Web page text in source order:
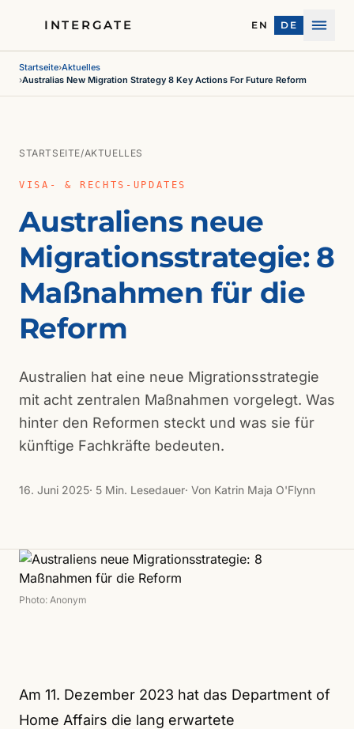
INTERGATE EN DE
Menü
Startseite›Aktuelles
›Australias New Migration Strategy 8 Key Actions For Future Reform
STARTSEITE/AKTUELLES
VISA- & RECHTS-UPDATES
Australiens neue
Migrationsstrategie: 8
Maßnahmen für die
Reform
Australien hat eine neue Migrationsstrategie
mit acht zentralen Maßnahmen vorgelegt. Was
hinter den Reformen steckt und was sie für
künftige Fachkräfte bedeuten.
16. Juni 2025· 5 Min. Lesedauer· Von Katrin Maja O'Flynn
Photo: Anonym
Am 11. Dezember 2023 hat das Department of
Home Affairs die lang erwartete